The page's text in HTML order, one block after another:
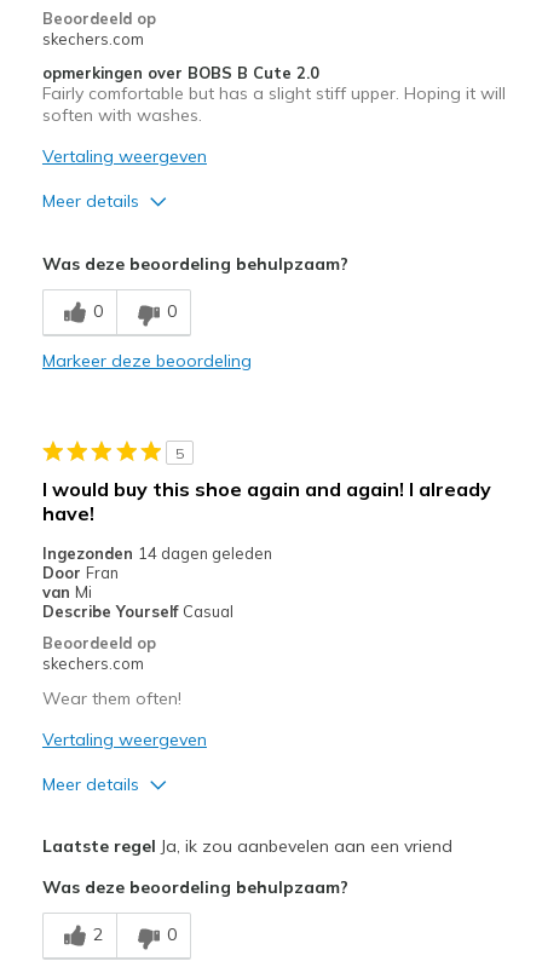
View On Shoes
Beoordeeld op
skechers.com
opmerkingen over BOBS B Cute 2.0
Fairly comfortable but has a slight stiff upper. Hoping it will
soften with washes.
Vertaling weergeven
Meer details
Width
Sizing
Feels true to size
Was deze beoordeling behulpzaam?
0 0
Markeer deze beoordeling
5
I would buy this shoe again and again! I already
have!
Ingezonden 14 dagen geleden
Door Fran
van Mi
Describe Yourself Casual
Beoordeeld op
skechers.com
Wear them often!
Vertaling weergeven
Meer details
Breathe Well
Comfortable
Laatste regel Ja, ik zou aanbevelen aan een vriend
Was deze beoordeling behulpzaam?
2 0